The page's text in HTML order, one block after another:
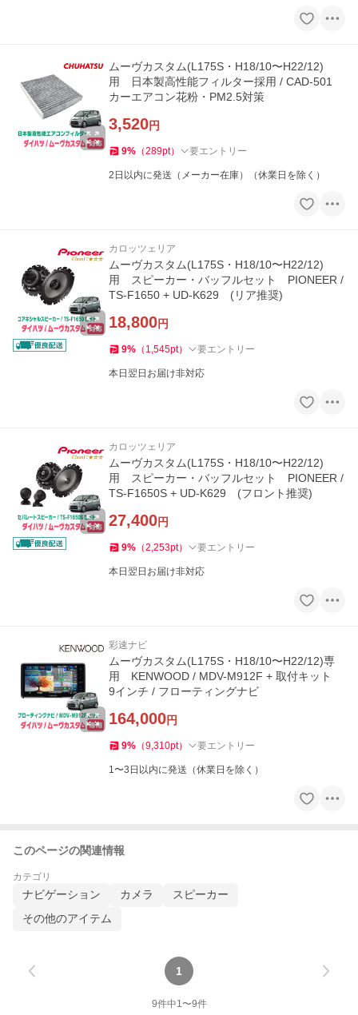
ムーヴカスタム(L175S・H18/10〜H22/12)
用 日本製高性能フィルター採用 / CAD-501
カーエアコン花粉・PM2.5対策
3,520円
9% （289pt） 要エントリー
2日以内に発送（メーカー在庫）（休業日を除く）
カロッツェリア
ムーヴカスタム(L175S・H18/10〜H22/12)
用 スピーカー・バッフルセット PIONEER /
TS-F1650 + UD-K629 (リア推奨)
18,800円
9% （ 1,545pt） 要エントリー
本日翌日お届け非対応
カロッツェリア
ムーヴカスタム(L175S・H18/10〜H22/12)
用 スピーカー・バッフルセット PIONEER /
TS-F1650S + UD-K629 (フロント推奨)
27,400円
9% （2,253pt） 要エントリー
本日翌日お届け非対応
彩速ナビ
ムーヴカスタム(L175S・H18/10〜H22/12)専
用 KENWOOD / MDV-M912F + 取付キット
9インチ / フローティングナビ
164,000円
9% （9,310pt） 要エントリー
1〜3日以内に発送（休業日を除く）
このページの関連情報
カテゴリ
ナビゲーション カメラ
スピーカー
その他のアイテム
1
9件中1〜9件